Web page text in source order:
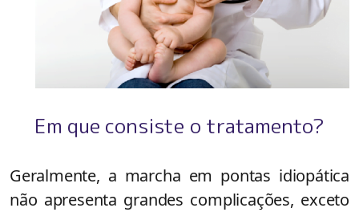
Em que consiste o tratamento?
Geralmente, a marcha em pontas idiopática
não apresenta grandes complicações, exceto